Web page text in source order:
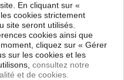
et modernes constituent un
nouvelle touche à vos
En cliquant sur «
cookies strictement
site seront utilisés.
cookies ainsi que
cliquez sur « Gérer
sur les cookies et les
consultez notre
et de cookies.